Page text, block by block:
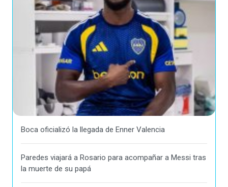
Boca oficializó la llegada de Enner Valencia
Paredes viajará a Rosario para acompañar a Messi tras
la muerte de su papá